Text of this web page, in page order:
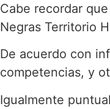
Cabe recordar
Negras Territorio
De acuerdo con
competencias, y
Igualmente